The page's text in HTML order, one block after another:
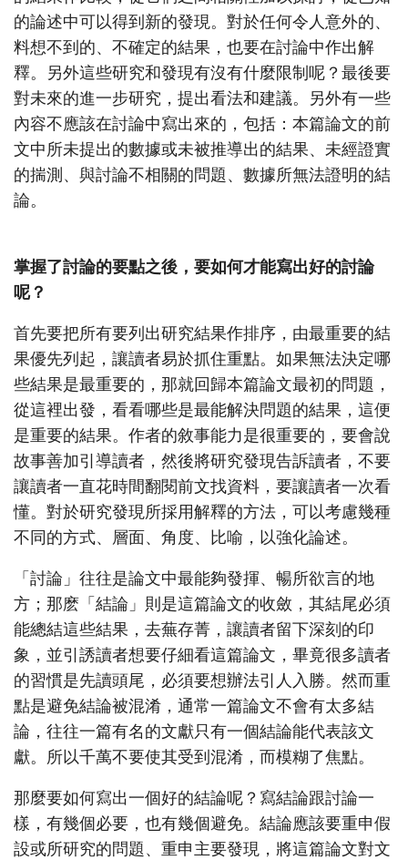
的論述中可以得到新的發現。對於任何令人意外的、
料想不到的、不確定的結果，也要在討論中作出解
釋。另外這些研究和發現有沒有什麼限制呢？最後要
對未來的進一步研究，提出看法和建議。另外有一些
內容不應該在討論中寫出來的，包括：本篇論文的前
文中所未提出的數據或未被推導出的結果、未經證實
的揣測、與討論不相關的問題、數據所無法證明的結
論。
掌握了討論的要點之後，要如何才能寫出好的討論
呢？
首先要把所有要列出研究結果作排序，由最重要的結
果優先列起，讓讀者易於抓住重點。如果無法決定哪
些結果是最重要的，那就回歸本篇論文最初的問題，
從這裡出發，看看哪些是最能解決問題的結果，這便
是重要的結果。作者的敘事能力是很重要的，要會說
故事善加引導讀者，然後將研究發現告訴讀者，不要
讓讀者一直花時間翻閱前文找資料，要讓讀者一次看
懂。對於研究發現所採用解釋的方法，可以考慮幾種
不同的方式、層面、角度、比喻，以強化論述。
「討論」往往是論文中最能夠發揮、暢所欲言的地
方；那麽「結論」則是這篇論文的收斂，其結尾必須
能總結這些結果，去蕪存菁，讓讀者留下深刻的印
象，並引誘讀者想要仔細看這篇論文，畢竟很多讀者
的習慣是先讀頭尾，必須要想辦法引人入勝。然而重
點是避免結論被混淆，通常一篇論文不會有太多結
論，往往一篇有名的文獻只有一個結論能代表該文
獻。所以千萬不要使其受到混淆，而模糊了焦點。
那麼要如何寫出一個好的結論呢？寫結論跟討論一
樣，有幾個必要，也有幾個避免。結論應該要重申假
設或所研究的問題、重申主要發現，將這篇論文對文